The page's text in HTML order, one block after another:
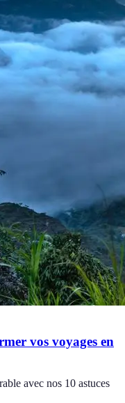
vos voyages en
avec nos 10 astuces